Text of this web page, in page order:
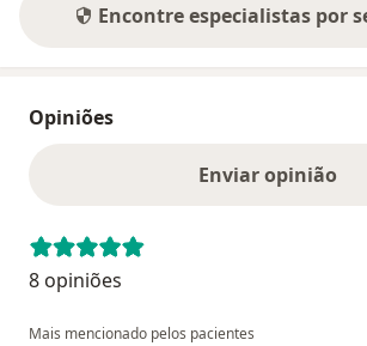
Encontre especialistas por
Opiniões
Enviar opinião
8 opiniões
Mais mencionado pelos pacientes